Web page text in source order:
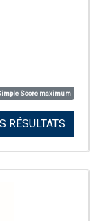
Score maximum
RÉSULTATS